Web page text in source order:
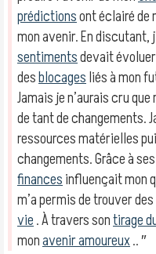
prédictionsont éclairé
mon avenir. En discutant,
sentimentsdevait
desblocagesliés à mon
Jamais je n’aurais cru
de tant de changements.
ressources matérielles
changements. Grâce à
financesinfluençait mon
m’a permis de trouver
vie. À travers sontirage
monavenir amoureux.. ″